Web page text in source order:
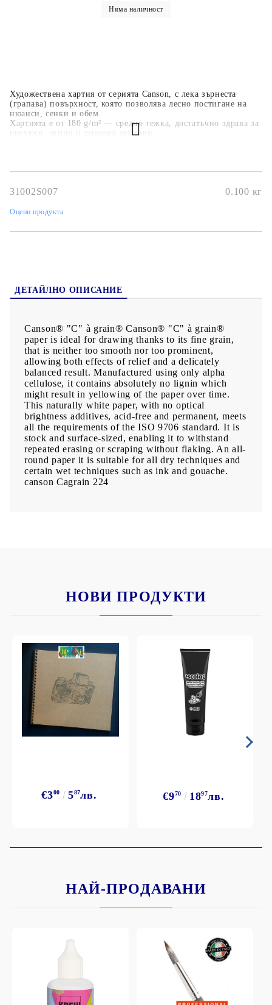
Няма наличност
Художествена хартия от серията Canson, с лека зърнеста
(грапава) повърхност, която позволява лесно постигане на
нюанси, сенки и обем.
Хартията е от 180 g/m² — средно тежка, достатъчно здрава за
рисунки, скици и смесени техники.
хартията остава плоска и не се вълнува.
светлина, градации, и искате да можете да изтривате и
Хартията е без киселини (acid-free), без оптични избелители,
пожълтява с времето.
31002S007 0.100 кг
Оцени продукта
ДЕТАЙЛНО ОПИСАНИЕ
Canson® "C" à grain® Canson® "C" à grain®
paper is ideal for drawing thanks to its fine grain,
that is neither too smooth nor too prominent,
allowing both effects of relief and a delicately
balanced result. Manufactured using only alpha
cellulose, it contains absolutely no lignin which
might result in yellowing of the paper over time.
This naturally white paper, with no optical
brightness additives, acid-free and permanent, meets
all the requirements of the ISO 9706 standard. It is
stock and surface-sized, enabling it to withstand
repeated erasing or scraping without flaking. An all-
round paper it is suitable for all dry techniques and
certain wet techniques such as ink and gouache.
canson Cagrain 224
НОВИ ПРОДУКТИ
€300 587лв. €970 1897лв.
НАЙ-ПРОДАВАНИ